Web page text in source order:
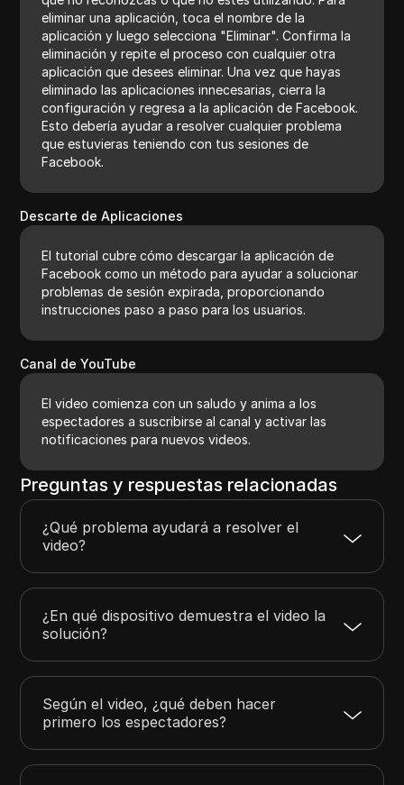
eliminar una aplicación, toca el nombre de la
aplicación y luego selecciona "Eliminar". Confirma la
eliminación y repite el proceso con cualquier otra
aplicación que desees eliminar. Una vez que hayas
eliminado las aplicaciones innecesarias, cierra la
configuración y regresa a la aplicación de Facebook.
Esto debería ayudar a resolver cualquier problema
que estuvieras teniendo con tus sesiones de
Facebook.
Descarte de Aplicaciones
El tutorial cubre cómo descargar la aplicación de
Facebook como un método para ayudar a solucionar
problemas de sesión expirada, proporcionando
instrucciones paso a paso para los usuarios.
Canal de YouTube
El video comienza con un saludo y anima a los
espectadores a suscribirse al canal y activar las
notificaciones para nuevos videos.
Preguntas y respuestas relacionadas
¿Qué problema ayudará a resolver el
video?
¿En qué dispositivo demuestra el video la
solución?
Según el video, ¿qué deben hacer
primero los espectadores?